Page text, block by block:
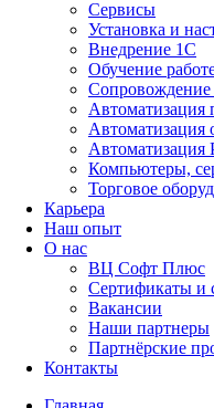
Сервисы
Установка и
Внедрение 1С
Обучение
Автоматизация
Автоматизация
Компьютеры,
Торговое
Карьера
Наш опыт
О нас
ВЦ Софт Плюс
Сертификаты и
Вакансии
Наши партнеры
Партнёрские
Контакты